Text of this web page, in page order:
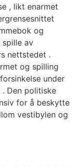
, likt enarmet
og
spille av
nettstedet .
og spilling
under
Den politiske
for å beskytte
vestibylen og